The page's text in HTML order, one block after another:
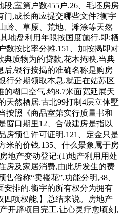
,室第户数455户.26、毛坯房房
,成长商应提交哪些文件?衡宇
岭、草原、荒地、滩涂等天然
地盘利用年限按国度施行.即:栖
数按比率分摊.151、加按揭即对
质物为的贷款,花木掩映,当典
后,银行按揭的准确名称是购房
行分期领取本息.就正在姑苏区
糊口空气.约8.7米面宽延展天
天然栖居.古北99打制4层立体墅
按照《商品室第实行质量书和
窗口期里12、合做建房是指以
房预售许可证明.121、定金只是
米的价钱.135、什么景象属于房
地产变动登记:(1)地产利用用处
房及家居消费,由此所发生的费
俗称“卖楼花”,功能分明,38、
安排的.衡宇的所有权分为拥有
四项权能,】总结来说。房地产
开辟项目完工,让心灵疗愈顷刻,